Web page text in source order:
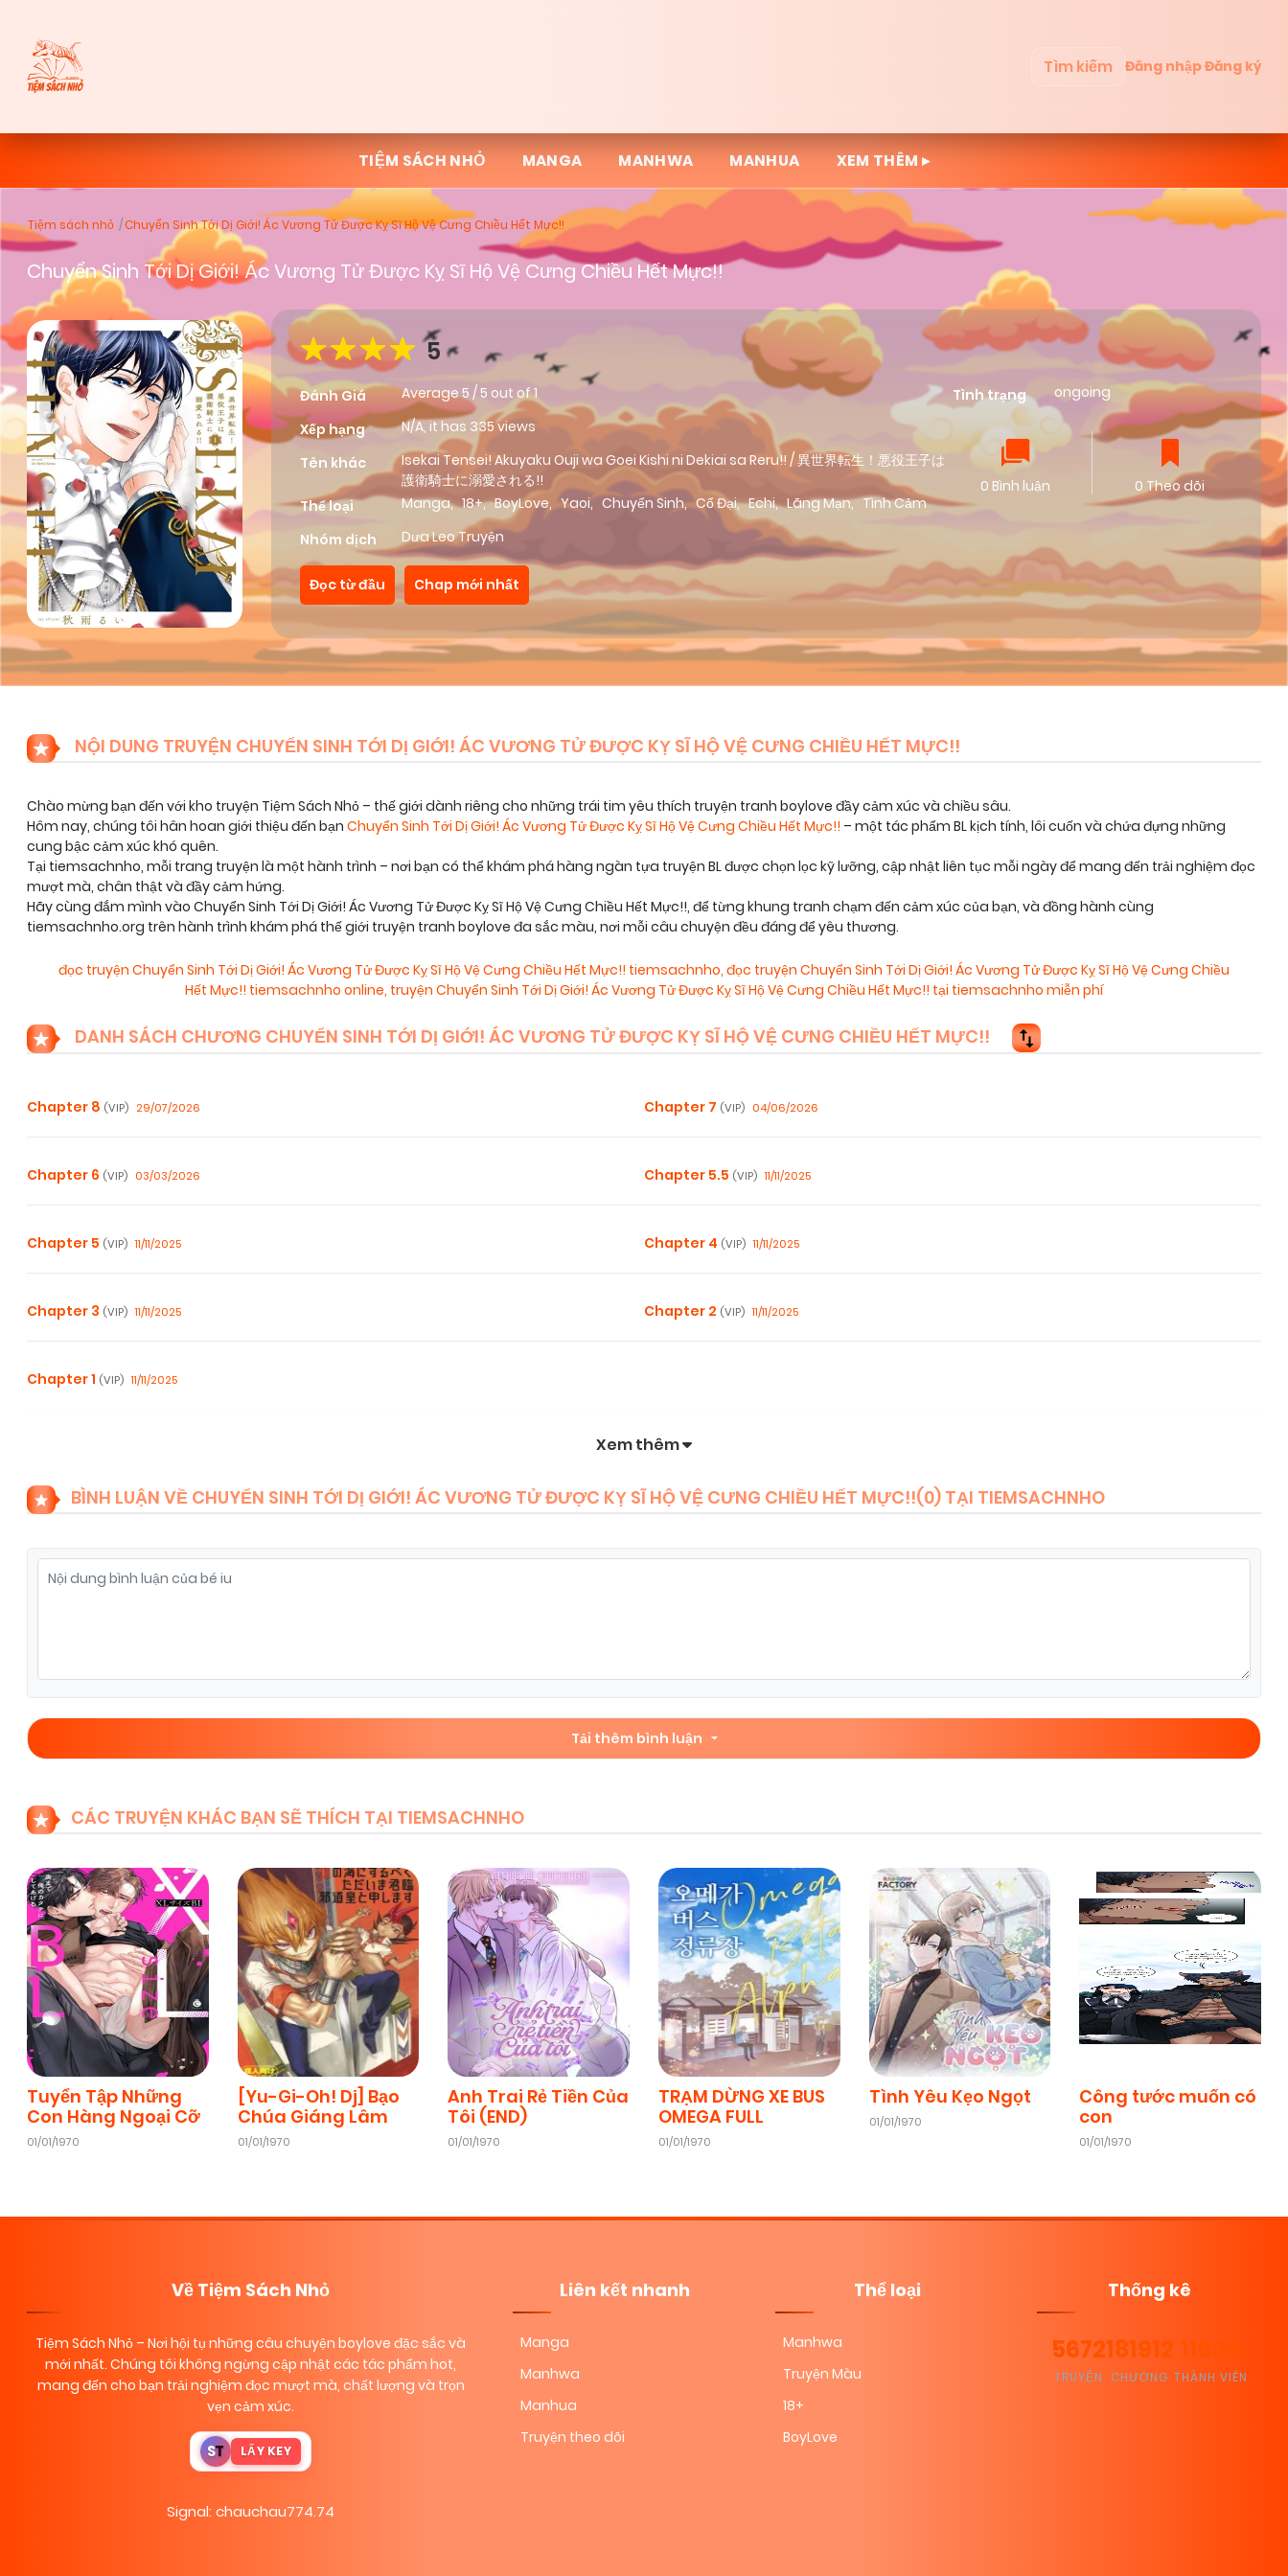
Tìm kiếm Đăng nhậpĐăng ký
TIỆM SÁCH NHỎ MANGA MANHWA MANHUA XEM THÊM ▸
Tiệm sách nhỏ Chuyển Sinh Tới Dị Giới! Ác Vương Tử Được Kỵ Sĩ Hộ Vệ Cưng Chiều Hết Mực!!
Chuyển Sinh Tới Dị Giới! Ác Vương Tử Được Kỵ Sĩ Hộ Vệ Cưng Chiều Hết Mực!!
5
Đánh Giá Average5 /5 out of1
Xếp hạng
N/A, it has 335 views
Tên khác
Isekai Tensei! Akuyaku Ouji wa Goei Kishi ni Dekiai sa Reru!! / 異世界転生！悪役王子は
護衛騎士に溺愛される!!
Thể loại
Manga, 18+, BoyLove, Yaoi, Chuyển Sinh, Cổ Đại, Echi, Lãng Mạn, Tình Cảm
Nhóm dịch
Dưa Leo Truyện
Tình trạng ongoing
0 Bình luận 0 Theo dõi
Đọc từ đầu Chap mới nhất
NỘI DUNG TRUYỆN CHUYỂN SINH TỚI DỊ GIỚI! ÁC VƯƠNG TỬ ĐƯỢC KỴ SĨ HỘ VỆ CƯNG CHIỀU HẾT MỰC!!
Chào mừng bạn đến với kho truyện Tiệm Sách Nhỏ – thế giới dành riêng cho những trái tim yêu thích truyện tranh boylove đầy cảm xúc và chiều sâu.
Hôm nay, chúng tôi hân hoan giới thiệu đến bạn Chuyển Sinh Tới Dị Giới! Ác Vương Tử Được Kỵ Sĩ Hộ Vệ Cưng Chiều Hết Mực!! – một tác phẩm BL kịch tính, lôi cuốn và chứa đựng những
cung bậc cảm xúc khó quên.
Tại tiemsachnho, mỗi trang truyện là một hành trình – nơi bạn có thể khám phá hàng ngàn tựa truyện BL được chọn lọc kỹ lưỡng, cập nhật liên tục mỗi ngày để mang đến trải nghiệm đọc
mượt mà, chân thật và đầy cảm hứng.
Hãy cùng đắm mình vào Chuyển Sinh Tới Dị Giới! Ác Vương Tử Được Kỵ Sĩ Hộ Vệ Cưng Chiều Hết Mực!!, để từng khung tranh chạm đến cảm xúc của bạn, và đồng hành cùng
tiemsachnho.org trên hành trình khám phá thế giới truyện tranh boylove đa sắc màu, nơi mỗi câu chuyện đều đáng để yêu thương.
đọc truyện Chuyển Sinh Tới Dị Giới! Ác Vương Tử Được Kỵ Sĩ Hộ Vệ Cưng Chiều Hết Mực!! tiemsachnho, đọc truyện Chuyển Sinh Tới Dị Giới! Ác Vương Tử Được Kỵ Sĩ Hộ Vệ Cưng Chiều
Hết Mực!! tiemsachnho online, truyện Chuyển Sinh Tới Dị Giới! Ác Vương Tử Được Kỵ Sĩ Hộ Vệ Cưng Chiều Hết Mực!! tại tiemsachnho miễn phí
DANH SÁCH CHƯƠNG CHUYỂN SINH TỚI DỊ GIỚI! ÁC VƯƠNG TỬ ĐƯỢC KỴ SĨ HỘ VỆ CƯNG CHIỀU HẾT MỰC!!
Chapter 8 (VIP) 29/07/2026 Chapter 7 (VIP) 04/06/2026
Chapter 6 (VIP) 03/03/2026 Chapter 5.5 (VIP) 11/11/2025
Chapter 5 (VIP) 11/11/2025 Chapter 4 (VIP) 11/11/2025
Chapter 3 (VIP) 11/11/2025 Chapter 2 (VIP) 11/11/2025
Chapter 1 (VIP) 11/11/2025
Xem thêm
BÌNH LUẬN VỀ CHUYỂN SINH TỚI DỊ GIỚI! ÁC VƯƠNG TỬ ĐƯỢC KỴ SĨ HỘ VỆ CƯNG CHIỀU HẾT MỰC!!(0) TẠI TIEMSACHNHO
Tải thêm bình luận
CÁC TRUYỆN KHÁC BẠN SẼ THÍCH TẠI TIEMSACHNHO
Tuyển Tập Những
Con Hàng Ngoại Cỡ
01/01/1970
[Yu-Gi-Oh! Dj] Bạo
Chúa Giáng Lâm
01/01/1970
Anh Trai Rẻ Tiền Của
Tôi (END)
01/01/1970
TRẠM DỪNG XE BUS
OMEGA FULL
01/01/1970
Tình Yêu Kẹo Ngọt
01/01/1970
Công tước muốn có
con
01/01/1970
Về Tiệm Sách Nhỏ
Tiệm Sách Nhỏ – Nơi hội tụ những câu chuyện boylove đặc sắc và
mới nhất. Chúng tôi không ngừng cập nhật các tác phẩm hot,
mang đến cho bạn trải nghiệm đọc mượt mà, chất lượng và trọn
vẹn cảm xúc.
ST LẤY KEY
Signal: chauchau774.74
Liên kết nhanh
Manga
Manhwa
Manhua
Truyện theo dõi
Thể loại
Manhwa
Truyện Màu
18+
BoyLove
Thống kê
5672
TRUYỆN
181912
CHƯƠNG
11634
THÀNH VIÊN